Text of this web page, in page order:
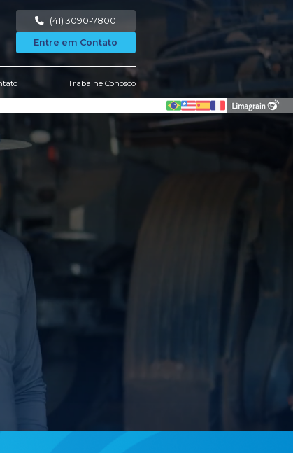
Área Restrita
Downloads
nos alimenta
pelo o que fazemos é o que nos fortalece